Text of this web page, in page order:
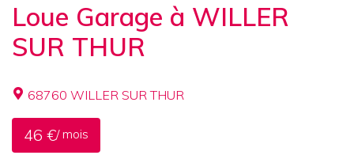
Loue Garage à WILLER
SUR THUR
68760 WILLER SUR THUR
46 €/ mois